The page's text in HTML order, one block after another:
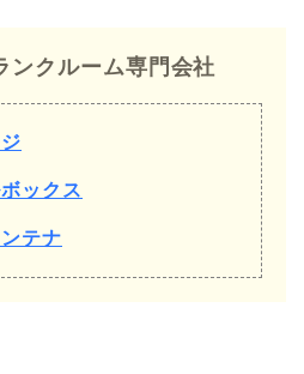
ンクルーム専門会社
ックス
テナ